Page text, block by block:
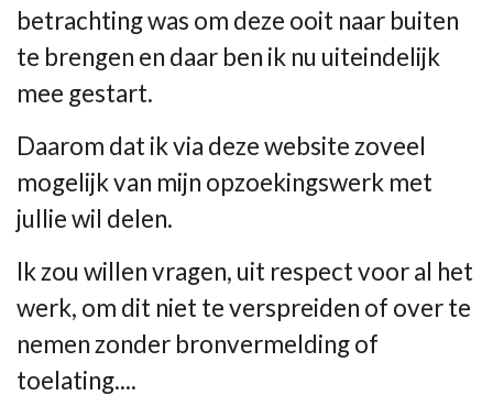
betrachting was om deze ooit naar buiten
te brengen en daar ben ik nu uiteindelijk
mee gestart.
Daarom dat ik via deze website zoveel
mogelijk van mijn opzoekingswerk met
jullie wil delen.
Ik zou willen vragen, uit respect voor al het
werk, om dit niet te verspreiden of over te
nemen zonder bronvermelding of
toelating....